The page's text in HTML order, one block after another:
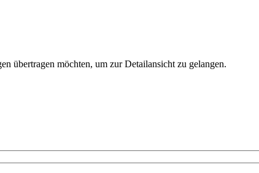
übertragen möchten, um zur Detailansicht zu gelangen.